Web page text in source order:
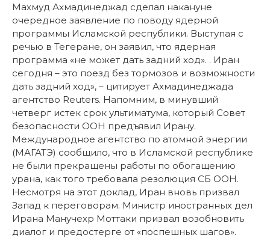
Махмуд Ахмадинеджад сделал накануне
очередное заявление по поводу ядерной
программы Исламской республики. Выступая с
речью в Тегеране, он заявил, что ядерная
программа «не может дать задний ход». . Иран
сегодня – это поезд без тормозов и возможности
дать задний ход», – цитирует Ахмадинеджада
агентство Reuters. Напомним, в минувший
четверг истек срок ультиматума, который Совет
безопасности ООН предъявил Ирану.
Международное агентство по атомной энергии
(МАГАТЭ) сообщило, что в Исламской республике
не были прекращены работы по обогащению
урана, как того требовала резолюция СБ ООН.
Несмотря на этот доклад, Иран вновь призвал
Запад к переговорам. Министр иностранных дел
Ирана Манучехр Моттаки призвал возобновить
диалог и предостерге от «поспешных шагов».